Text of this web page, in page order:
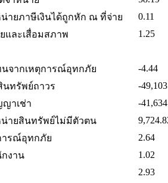
ายภาษีเงินได้ถูกหัก ณ ที่จ่าย
0.11
และเสื่อมสภาพ
1.25
จากเหตุการณ์อุทกภัย
-4.44
นทรัพย์ถาวร
-
ญาเช่า
-
ายสินทรัพย์ไม่มีตัวตน
ารณ์อุทกภัย
2.64
งาน
1.02
2.93